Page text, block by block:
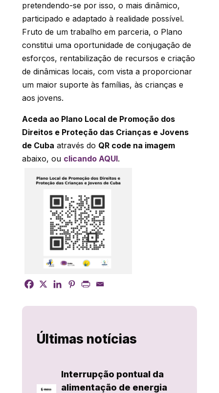
pretendendo-se por isso, o mais dinâmico,
participado e adaptado à realidade possível.
Fruto de um trabalho em parceria, o Plano
constitui uma oportunidade de conjugação de
esforços, rentabilização de recursos e criação
de dinâmicas locais, com vista a proporcionar
um maior suporte às famílias, às crianças e
aos jovens.
Aceda ao Plano Local de Promoção dos
Direitos e Proteção das Crianças e Jovens
de Cuba através do QR code na imagem
abaixo, ou clicando AQUI.
Últimas notícias
Interrupção pontual da
alimentação de energia